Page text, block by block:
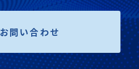
お問い合わせ